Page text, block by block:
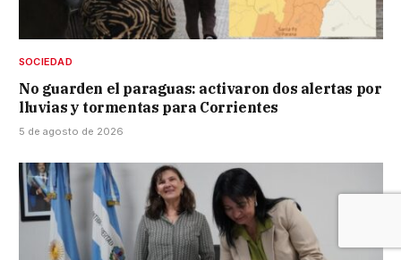
SOCIEDAD
No guarden el paraguas: activaron dos alertas por
lluvias y tormentas para Corrientes
5 de agosto de 2026